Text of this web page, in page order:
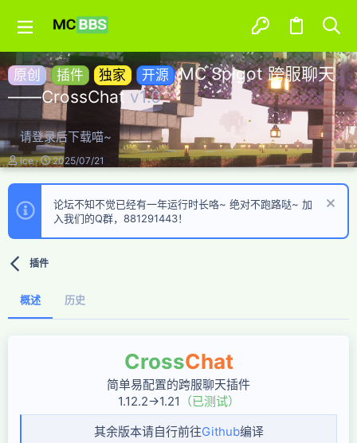
原创 插件 独家 开源
MC Spigot 跨服聊天
——CrossChatv1.0
请登录后下载喵~
作
者
ice
创
建
日
期
2025/07/21
论坛不知不觉已经有一年运行时长咯~ 绝对不跑路哒~ 加
入我们的Q群，881291443！
插件
概述 历史
CrossChat
简单易配置的跨服聊天插件
1.12.2->1.21 （已测试）
其余版本请自行前往Github编译